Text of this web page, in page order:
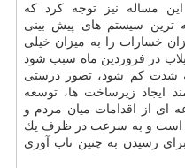
این مساله نیز توجه كرد كه
ترین سیستم های پیش بینی
خسارات را به میزان خیلی
در فروردین ماه سبب شود
شدت كم شود، تصور درستی
ایجاد زیرساخت ها، توسعه
ای از اقدامات میان مردم و
بر است و به سرعت در ظرف یك
رسیدن به چنین تاب آوری